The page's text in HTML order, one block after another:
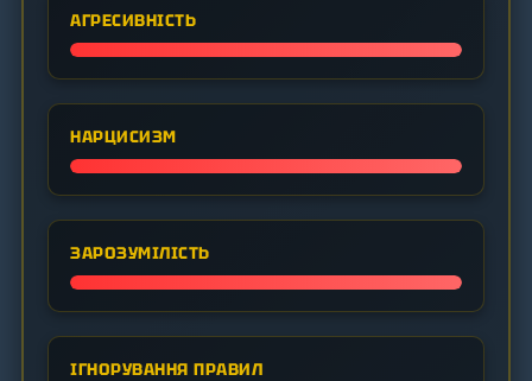
АГРЕСИВНІСТЬ
НАРЦИСИЗМ
ЗАРОЗУМІЛІСТЬ
ІГНОРУВАННЯ ПРАВИЛ